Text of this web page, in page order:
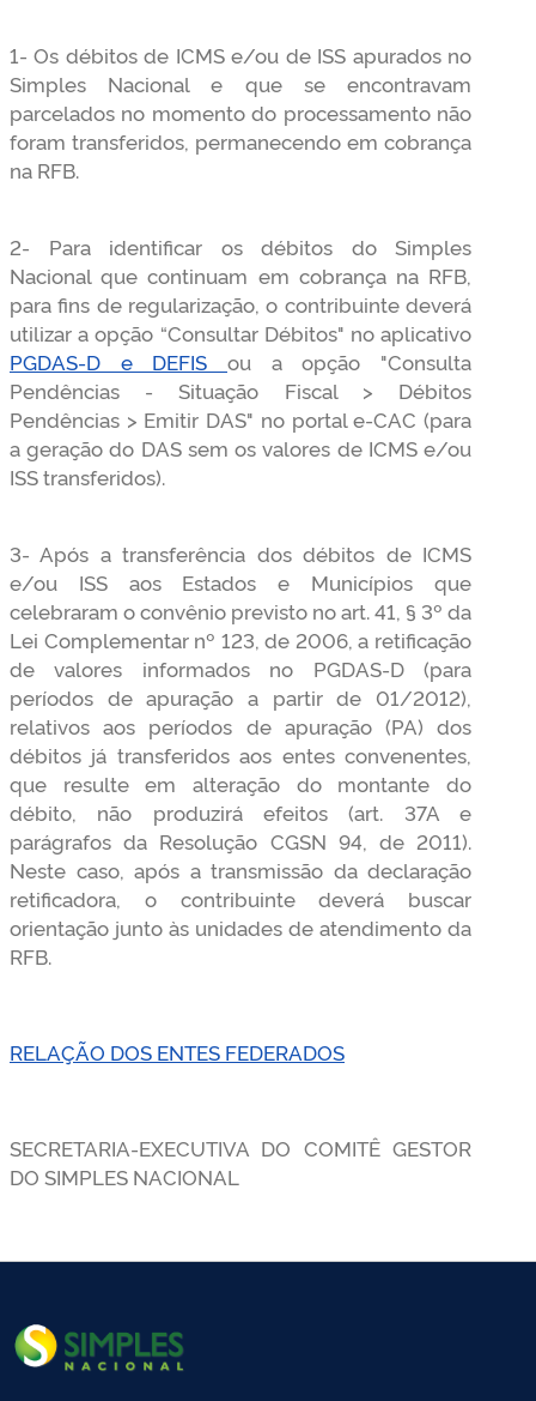
1- Os débitos de ICMS e/ou de ISS apurados no
Simples Nacional e que se encontravam
parcelados no momento do processamento não
foram transferidos, permanecendo em cobrança
na RFB.
2- Para identificar os débitos do Simples
Nacional que continuam em cobrança na RFB,
para fins de regularização, o contribuinte deverá
utilizar a opção “Consultar Débitos" no aplicativo
PGDAS-D e DEFIS ou a opção "Consulta
Pendências - Situação Fiscal > Débitos
Pendências > Emitir DAS" no portal e-CAC (para
a geração do DAS sem os valores de ICMS e/ou
ISS transferidos).
3- Após a transferência dos débitos de ICMS
e/ou ISS aos Estados e Municípios que
celebraram o convênio previsto no art. 41, § 3º da
Lei Complementar nº 123, de 2006, a retificação
de valores informados no PGDAS-D (para
períodos de apuração a partir de 01/2012),
relativos aos períodos de apuração (PA) dos
débitos já transferidos aos entes convenentes,
que resulte em alteração do montante do
débito, não produzirá efeitos (art. 37A e
parágrafos da Resolução CGSN 94, de 2011).
Neste caso, após a transmissão da declaração
retificadora, o contribuinte deverá buscar
orientação junto às unidades de atendimento da
RFB.
RELAÇÃO DOS ENTES FEDERADOS
SECRETARIA-EXECUTIVA DO COMITÊ GESTOR
DO SIMPLES NACIONAL